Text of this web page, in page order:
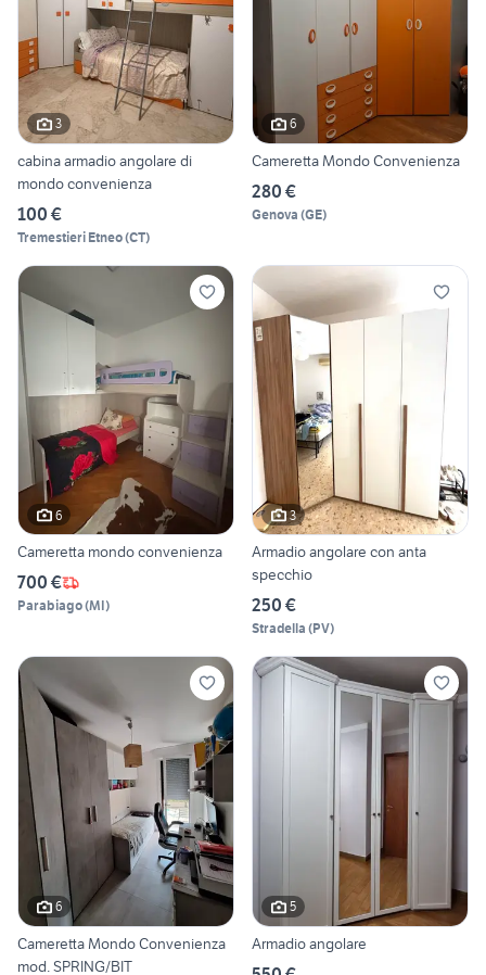
3
cabina armadio angolare di
mondo convenienza
100 €
Tremestieri Etneo(CT)
6
Cameretta Mondo Convenienza
280 €
Genova (GE)
6
Cameretta mondo convenienza
700 €
Parabiago(MI)
3
Armadio angolare con anta
specchio
250 €
Stradella (PV)
6
Cameretta Mondo Convenienza
mod. SPRING/BIT
5
Armadio angolare